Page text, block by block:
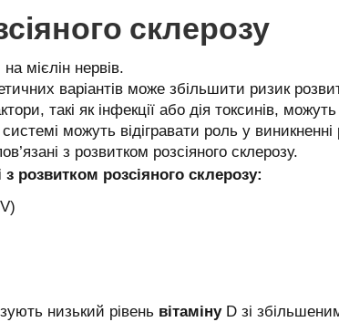
склерозу
мієлін нервів.
варіантів може збільшити ризик
такі як інфекції або дія токсинів,
можуть відігравати роль у виникненні
з розвитком розсіяного склерозу.
з розвитком розсіяного склерозу:
низький рівень вітамінуD зі